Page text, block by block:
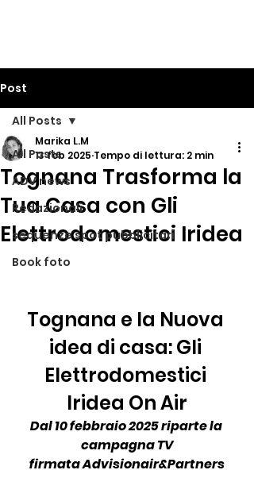
Post
All Posts
ADV news
Redazionali
sequenze spot pubblicitari
Book foto
All Posts
Tognana Trasforma la
Tua Casa con Gli
Elettrodomestici Iridea
Marika L.M
13 feb 2025 Tempo di lettura: 2 min
Tognana e la Nuova
idea di casa: Gli
Elettrodomestici
Iridea On Air
Dal 10 febbraio 2025 riparte la
campagna TV
firmata Advisionair&Partners